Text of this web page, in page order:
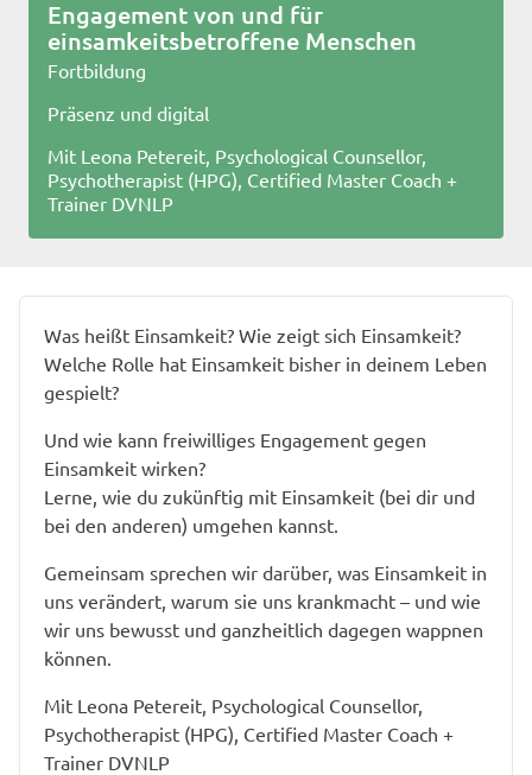
Engagement von und für
einsamkeitsbetroffene Menschen
Fortbildung
Präsenz und digital
Mit Leona Petereit, Psychological Counsellor,
Psychotherapist (HPG), Certified Master Coach +
Trainer DVNLP
Was heißt Einsamkeit? Wie zeigt sich Einsamkeit?
Welche Rolle hat Einsamkeit bisher in deinem Leben
gespielt?
Und wie kann freiwilliges Engagement gegen
Einsamkeit wirken?
Lerne, wie du zukünftig mit Einsamkeit (bei dir und
bei den anderen) umgehen kannst.
Gemeinsam sprechen wir darüber, was Einsamkeit in
uns verändert, warum sie uns krankmacht – und wie
wir uns bewusst und ganzheitlich dagegen wappnen
können.
Mit Leona Petereit, Psychological Counsellor,
Psychotherapist (HPG), Certified Master Coach +
Trainer DVNLP